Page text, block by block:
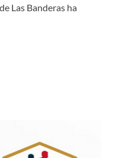
Las Banderas ha